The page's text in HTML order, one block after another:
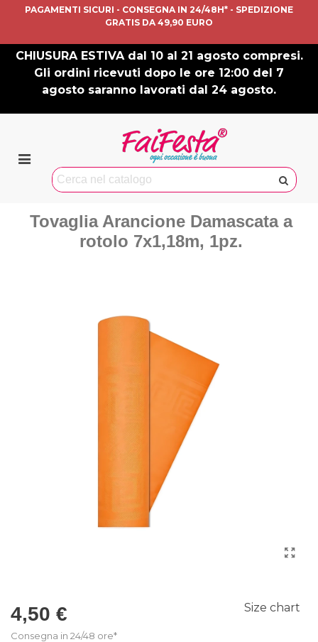
PAGAMENTI SICURI - CONSEGNA IN 24/48H* - SPEDIZIONE
GRATIS DA 49,90 EURO
CHIUSURA ESTIVA dal 10 al 21 agosto compresi.
Gli ordini ricevuti dopo le ore 12:00 del 7
agosto saranno lavorati dal 24 agosto.
Tovaglia Arancione Damascata a
rotolo 7x1,18m, 1pz.
4,50 €
Consegna in 24/48 ore*
Size chart